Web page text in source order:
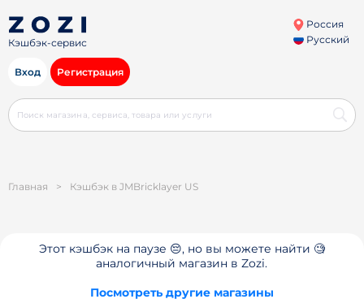
Кэшбэк-сервис
Россия
Русский
Вход Регистрация
Главная > Кэшбэк в JMBricklayer US
Этот кэшбэк на паузе 😔, но вы можете найти 🧐
аналогичный магазин в Zozi.
Посмотреть другие магазины